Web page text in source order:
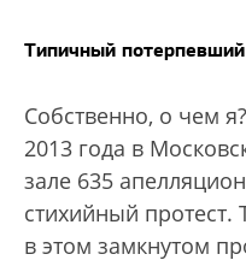
Типичный потерпевший
Собственно, о чем
2013 года в
зале 635
стихийный протест.
в этом замкнутом